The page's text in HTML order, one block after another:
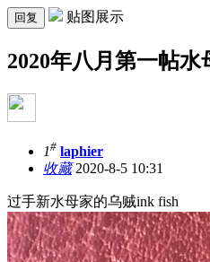
回复 贴图展示
2020年八月第一帖
1# laphier
收藏2020-8-5 10:31
过手新水母家的乌贼ink fish